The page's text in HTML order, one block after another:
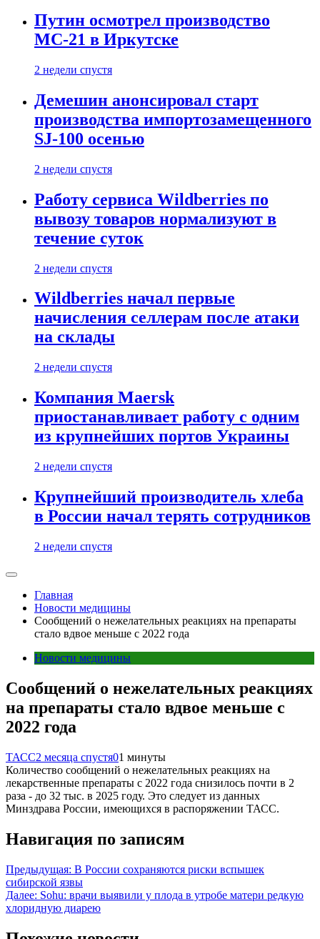
Путин осмотрел производство
МС-21 в Иркутске
2 недели спустя
Демешин анонсировал старт
производства импортозамещенного
SJ-100 осенью
2 недели спустя
Работу сервиса Wildberries по
вывозу товаров нормализуют в
течение суток
2 недели спустя
Wildberries начал первые
начисления селлерам после атаки
на склады
2 недели спустя
Компания Maersk
приостанавливает работу с одним
из крупнейших портов Украины
2 недели спустя
Крупнейший производитель хлеба
в России начал терять сотрудников
2 недели спустя
Главная
Новости медицины
Сообщений о нежелательных реакциях на препараты
стало вдвое меньше с 2022 года
Новости медицины
Сообщений о нежелательных реакциях
на препараты стало вдвое меньше с
2022 года
ТАСС2 месяца спустя01 минуты
Количество сообщений о нежелательных реакциях на
лекарственные препараты с 2022 года снизилось почти в 2
раза - до 32 тыс. в 2025 году. Это следует из данных
Минздрава России, имеющихся в распоряжении ТАСС.
Навигация по записям
Предыдущая: В России сохраняются риски вспышек
сибирской язвы
Далее: Sohu: врачи выявили у плода в утробе матери редкую
хлоридную диарею